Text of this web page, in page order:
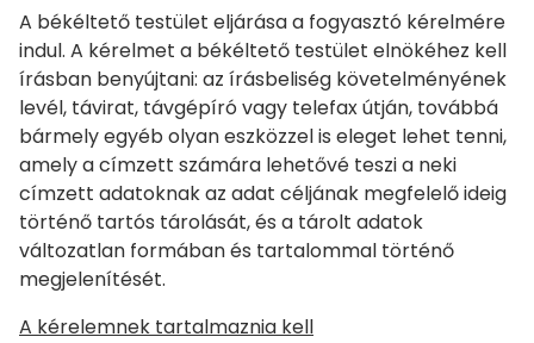
A békéltető testület eljárása a fogyasztó kérelmére
indul. A kérelmet a békéltető testület elnökéhez kell
írásban benyújtani: az írásbeliség követelményének
levél, távirat, távgépíró vagy telefax útján, továbbá
bármely egyéb olyan eszközzel is eleget lehet tenni,
amely a címzett számára lehetővé teszi a neki
címzett adatoknak az adat céljának megfelelő ideig
történő tartós tárolását, és a tárolt adatok
változatlan formában és tartalommal történő
megjelenítését.
A kérelemnek tartalmaznia kell